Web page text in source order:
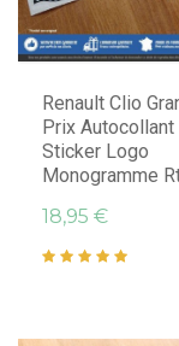
Renault Clio
Prix Autocollant
Sticker Logo
Monogramme
18,95 €